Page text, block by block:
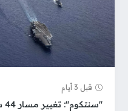
قبل 3 أيام